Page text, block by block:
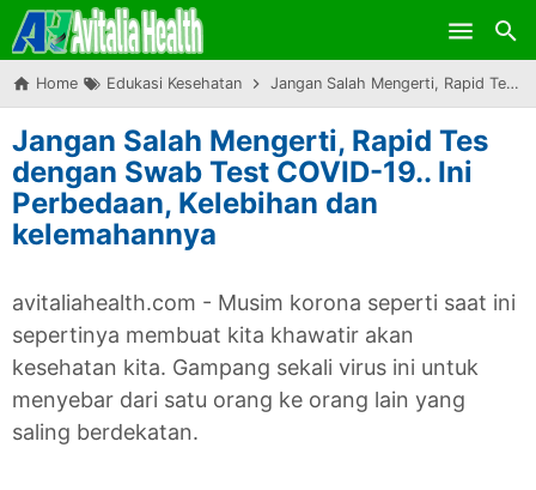
Skip to main content
Home Edukasi Kesehatan Jangan Salah Mengerti, Rapid Tes dengan Swab Test COVID-19.. Ini Perbedaan, Kelebihan dan kelemahannya
Jangan Salah Mengerti, Rapid Tes
dengan Swab Test COVID-19.. Ini
Perbedaan, Kelebihan dan
kelemahannya
avitaliahealth.com - Musim korona seperti saat ini
sepertinya membuat kita khawatir akan
kesehatan kita. Gampang sekali virus ini untuk
menyebar dari satu orang ke orang lain yang
saling berdekatan.